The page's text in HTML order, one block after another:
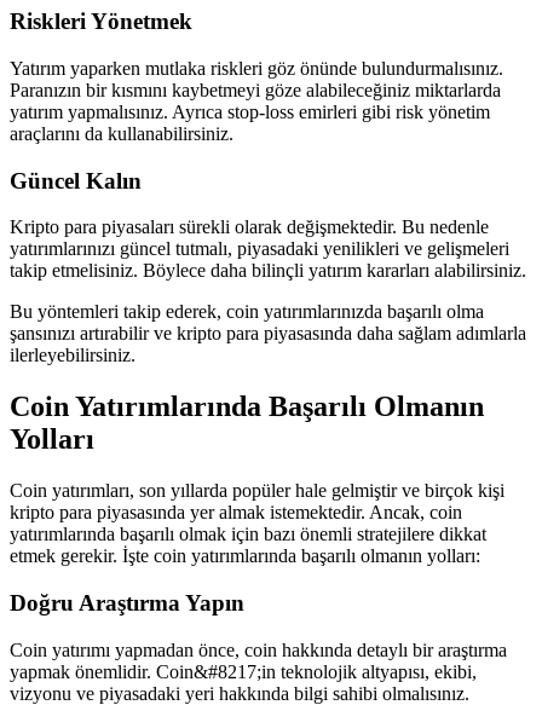
Riskleri Yönetmek
Yatırım yaparken mutlaka riskleri göz önünde bulundurmalısınız.
Paranızın bir kısmını kaybetmeyi göze alabileceğiniz miktarlarda
yatırım yapmalısınız. Ayrıca stop-loss emirleri gibi risk yönetim
araçlarını da kullanabilirsiniz.
Güncel Kalın
Kripto para piyasaları sürekli olarak değişmektedir. Bu nedenle
yatırımlarınızı güncel tutmalı, piyasadaki yenilikleri ve gelişmeleri
takip etmelisiniz. Böylece daha bilinçli yatırım kararları alabilirsiniz.
Bu yöntemleri takip ederek, coin yatırımlarınızda başarılı olma
şansınızı artırabilir ve kripto para piyasasında daha sağlam adımlarla
ilerleyebilirsiniz.
Coin Yatırımlarında Başarılı Olmanın
Yolları
Coin yatırımları, son yıllarda popüler hale gelmiştir ve birçok kişi
kripto para piyasasında yer almak istemektedir. Ancak, coin
yatırımlarında başarılı olmak için bazı önemli stratejilere dikkat
etmek gerekir. İşte coin yatırımlarında başarılı olmanın yolları:
Doğru Araştırma Yapın
Coin yatırımı yapmadan önce, coin hakkında detaylı bir araştırma
yapmak önemlidir. Coin&#8217;in teknolojik altyapısı, ekibi,
vizyonu ve piyasadaki yeri hakkında bilgi sahibi olmalısınız.